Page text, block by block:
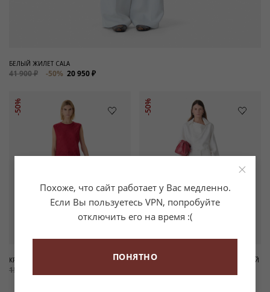
БЕЛЫЙ ЖИЛЕТ CALA
41 900 ₽ -50% 20 950 ₽
-50%
КРАСНЫЙ ТОП GLORIANA
15 900 ₽
-50%
БЕЛЫЕ БРЮКИ С ВЫСОКОЙ ПОСАДКОЙ
55 900 ₽ -50%27 950 ₽
×
Похоже, что сайт работает у Вас медленно.
Если Вы пользуетесь VPN, попробуйте
отключить его на время :(
ПОНЯТНО